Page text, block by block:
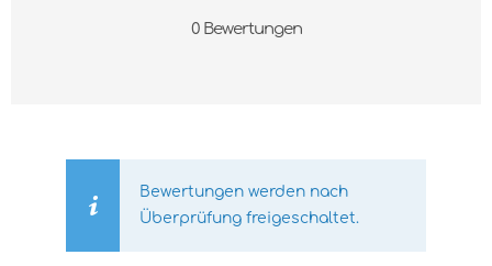
0 Bewertungen
Bewertungen werden nach
Überprüfung freigeschaltet.